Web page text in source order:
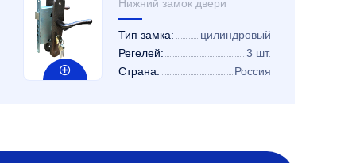
Нижний замок двери
Тип замка:
цилиндровый
Регелей:
3 шт.
Страна:
Россия